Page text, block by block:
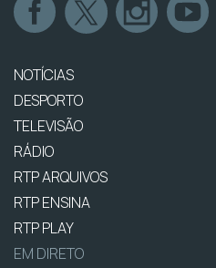
NOTÍCIAS
DESPORTO
TELEVISÃO
RÁDIO
RTP ARQUIVOS
RTP ENSINA
RTP PLAY
EM DIRETO